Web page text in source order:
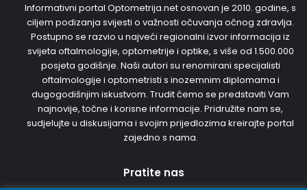
Informativni portal Optometrija.net osnovan je 2010. godine, s
ciljem podizanja svijesti o važnosti očuvanja očnog zdravlja.
Postupno se razvio u najveći regionalni izvor informacija iz
svijeta oftalmologije, optometrije i optike, s više od 1.500.000
posjeta godišnje. Naši autori su renomirani specijalisti
oftalmologije i optometristi s inozemnim diplomama i
dugogodišnjim iskustvom. Trudit ćemo se predstaviti Vam
najnovije, točne i korisne informacije. Pridružite nam se,
sudjelujte u diskusijama i svojim prijedlozima kreirajte portal
zajedno s nama.
Pratite nas